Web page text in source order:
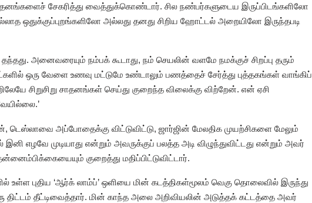
சேகரித்து வைத்துக்கொண்டார். சில நண்பர்களுடைய இருப்பிடங்களிலோ
ஒதுக்குப்புறங்களிலோ அல்லது தனது சிறிய ஹோட்டல் அறையிலோ இருந்தபடி
அனைவரையும் நம்பக் கூடாது, நம் செயலின் வளமே நமக்குச் சிறப்பு தரும்
ஒரு வேளை உணவு மட்டுமே உண்டாலும் பணத்தைச் சேர்த்து புத்தகங்கள் வாங்கிப்
சிறுசிறு சாதனங்கள் செய்து குறைந்த விலைக்கு விற்றேன். என் ஏசி
அப்போதைக்கு விட்டுவிட்டு, ஜார்ஜின் மேலதிக முயற்சிகளை மேலும்
எழவே முடியாது என்றும் அவருக்குப் பலத்த அடி விழுந்துவிட்டது என்றும் அவர்
குறைத்து மதிப்பிட்டுவிட்டார்.
உள்ள புதிய ‘ஆர்க் லாம்ப்’ ஒளியை மின் கடத்திகள்மூலம் வெகு தொலைவில் இருந்து
தீட்டிவைத்தார். மின் காந்த அலை அறிவியலின் அடுத்தக் கட்டத்தை அவர்